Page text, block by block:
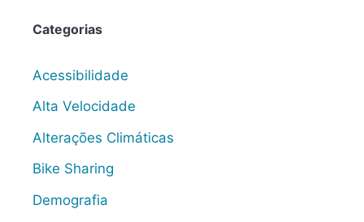
Categorias
Acessibilidade
Alta Velocidade
Alterações Climáticas
Bike Sharing
Demografia